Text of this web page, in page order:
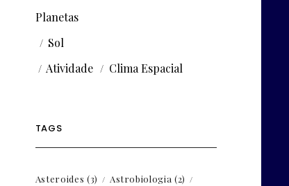
Planetas
Sol
Atividade
Clima Espacial
TAGS
Asteroides (3) Astrobiologia (2)